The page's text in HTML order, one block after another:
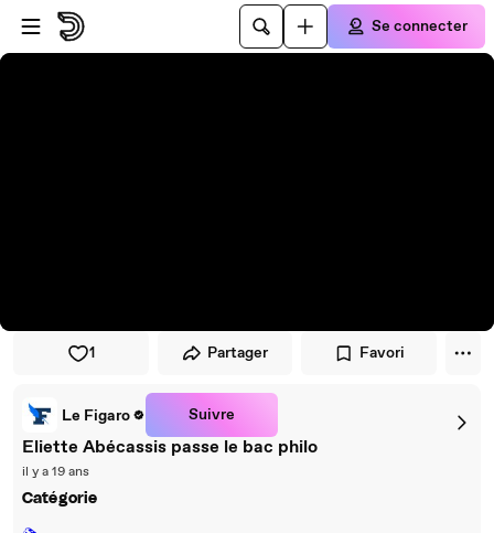
Passer au player
Passer au contenu principal
Se connecter
1 Partager Favori
Le Figaro Suivre
Eliette Abécassis passe le bac philo
il y a 19 ans
Catégorie